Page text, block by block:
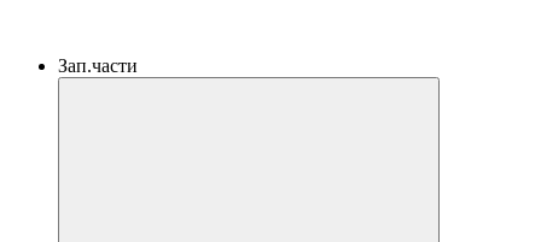
Зап.части